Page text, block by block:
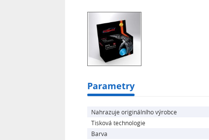
Parametry
Nahrazuje originálního výrobce
Tisková technologie
Barva